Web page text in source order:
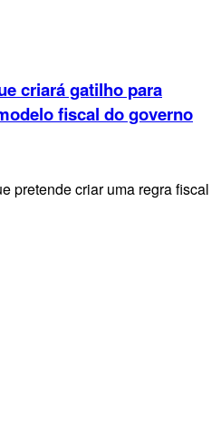
criará gatilho para
fiscal do governo
pretende criar uma regra fiscal